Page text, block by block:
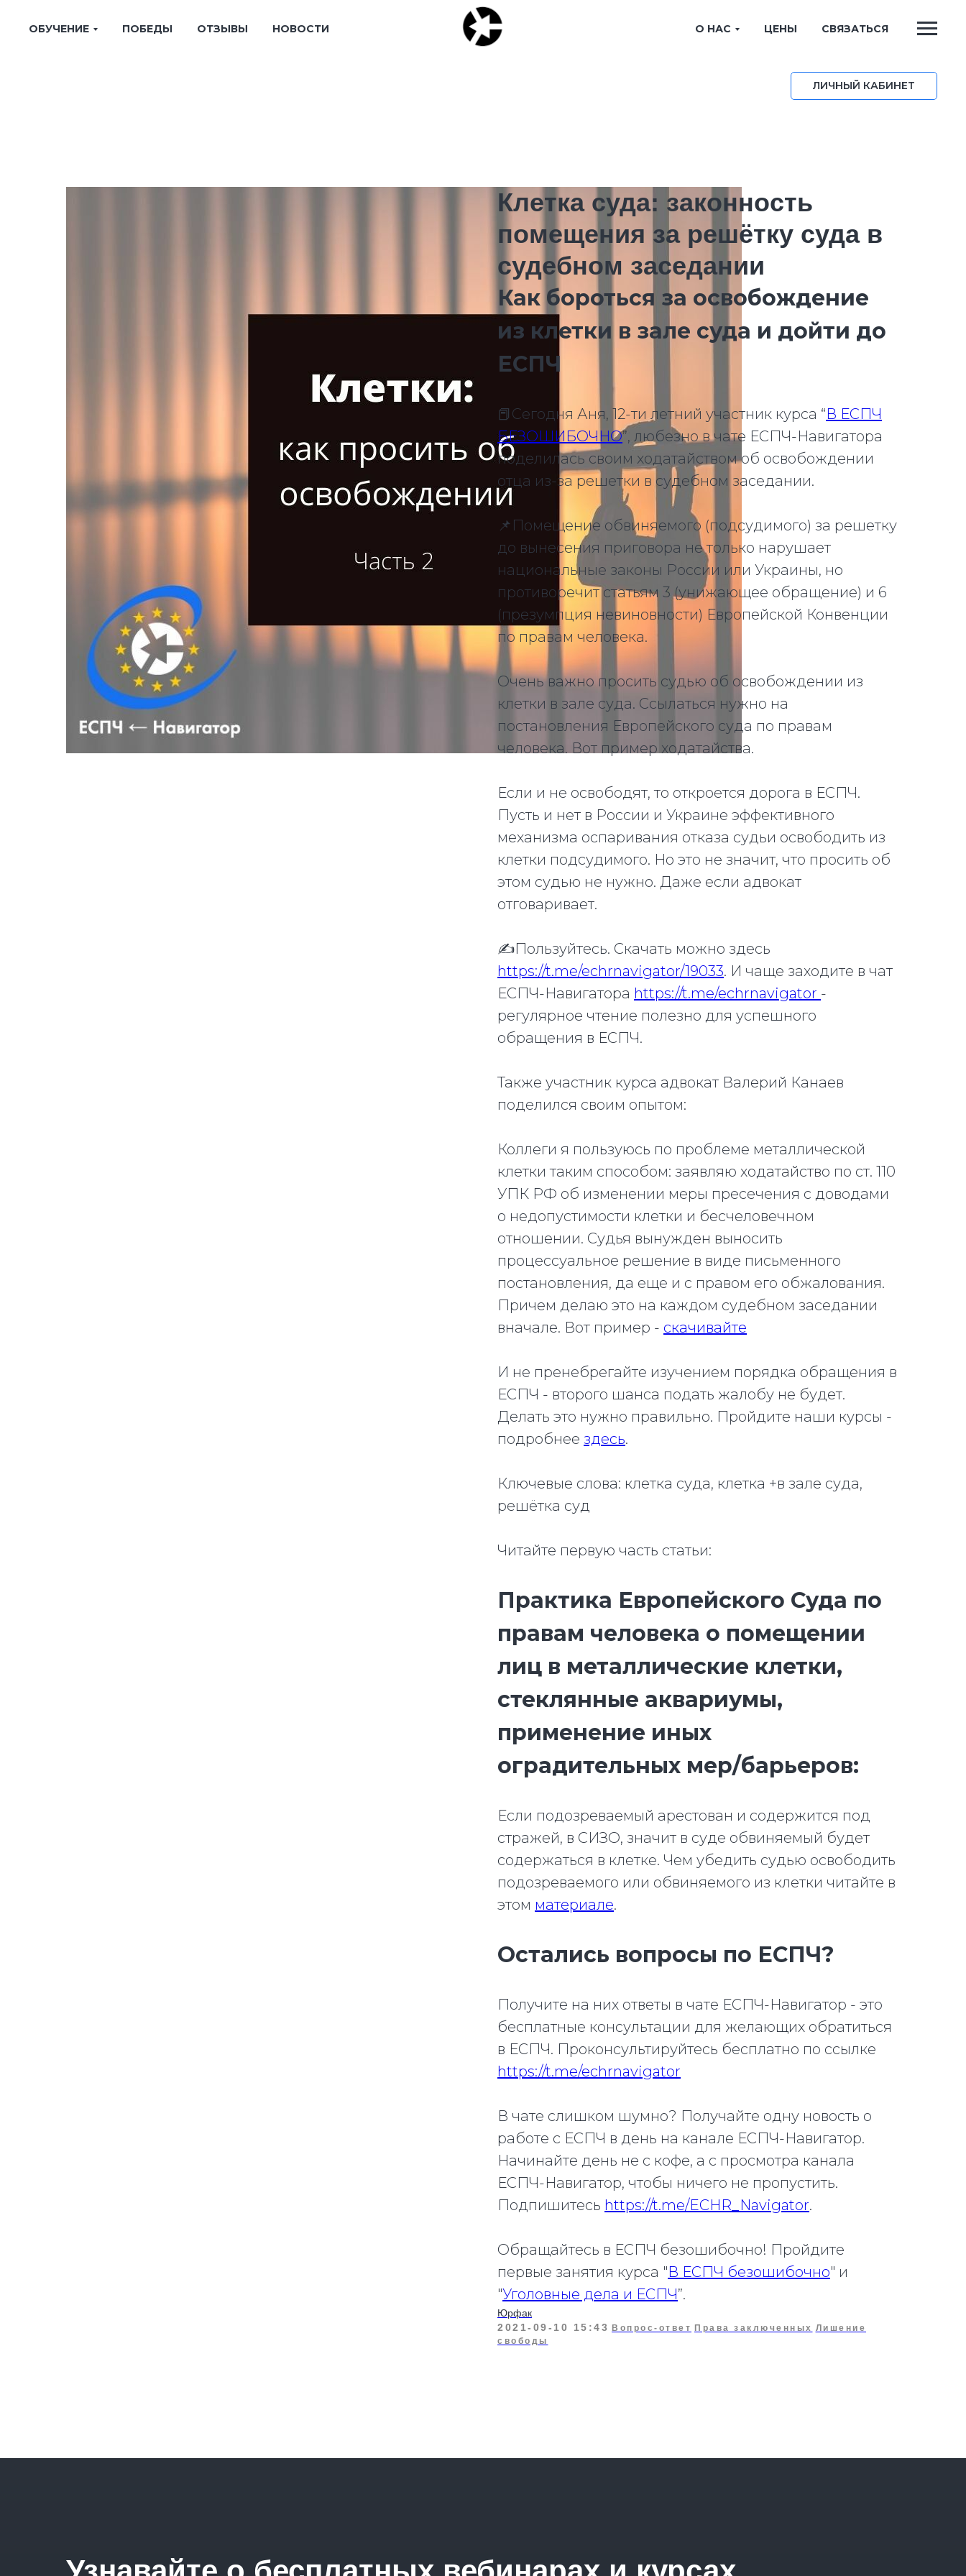
ОБУЧЕНИЕ ПОБЕДЫ ОТЗЫВЫ НОВОСТИ О НАС ЦЕНЫ СВЯЗАТЬСЯ
ЛИЧНЫЙ КАБИНЕТ
Клетка суда: законность
помещения за решётку суда в
судебном заседании
Как бороться за освобождение
из клетки в зале суда и дойти до
ЕСПЧ
📕Сегодня Аня, 12-ти летний участник курса “В ЕСПЧ
БЕЗОШИБОЧНО”, любезно в чате ЕСПЧ-Навигатора
поделилась своим ходатайством об освобождении
отца из-за решетки в судебном заседании.
📌Помещение обвиняемого (подсудимого) за решетку
до вынесения приговора не только нарушает
национальные законы России или Украины, но
противоречит статьям 3 (унижающее обращение) и 6
(презумпция невиновности) Европейской Конвенции
по правам человека.
Очень важно просить судью об освобождении из
клетки в зале суда. Ссылаться нужно на
постановления Европейского суда по правам
человека. Вот пример ходатайства.
Если и не освободят, то откроется дорога в ЕСПЧ.
Пусть и нет в России и Украине эффективного
механизма оспаривания отказа судьи освободить из
клетки подсудимого. Но это не значит, что просить об
этом судью не нужно. Даже если адвокат
отговаривает.
✍️Пользуйтесь. Скачать можно здесь
https://t.me/echrnavigator/19033. И чаще заходите в чат
ЕСПЧ-Навигатора https://t.me/echrnavigator -
регулярное чтение полезно для успешного
обращения в ЕСПЧ.
Также участник курса адвокат Валерий Канаев
поделился своим опытом:
Коллеги я пользуюсь по проблеме металлической
клетки таким способом: заявляю ходатайство по ст. 110
УПК РФ об изменении меры пресечения с доводами
о недопустимости клетки и бесчеловечном
отношении. Судья вынужден выносить
процессуальное решение в виде письменного
постановления, да еще и с правом его обжалования.
Причем делаю это на каждом судебном заседании
вначале. Вот пример - скачивайте
И не пренебрегайте изучением порядка обращения в
ЕСПЧ - второго шанса подать жалобу не будет.
Делать это нужно правильно. Пройдите наши курсы -
подробнее здесь.
Ключевые слова: клетка суда, клетка +в зале суда,
решётка суд
Читайте первую часть статьи:
Практика Европейского Суда по
правам человека о помещении
лиц в металлические клетки,
стеклянные аквариумы,
применение иных
оградительных мер/барьеров:
Если подозреваемый арестован и содержится под
стражей, в СИЗО, значит в суде обвиняемый будет
содержаться в клетке. Чем убедить судью освободить
подозреваемого или обвиняемого из клетки читайте в
этом материале.
Остались вопросы по ЕСПЧ?
Получите на них ответы в чате ЕСПЧ-Навигатор - это
бесплатные консультации для желающих обратиться
в ЕСПЧ. Проконсультируйтесь бесплатно по ссылке
https://t.me/echrnavigator
В чате слишком шумно? Получайте одну новость о
работе с ЕСПЧ в день на канале ЕСПЧ-Навигатор.
Начинайте день не с кофе, а с просмотра канала
ЕСПЧ-Навигатор, чтобы ничего не пропустить.
Подпишитесь https://t.me/ECHR_Navigator.
Обращайтесь в ЕСПЧ безошибочно! Пройдите
первые занятия курса "В ЕСПЧ безошибочно" и
"Уголовные дела и ЕСПЧ”.
Юрфак
2021-09-10 15:43 Вопрос-ответ Права заключенных Лишение
свободы